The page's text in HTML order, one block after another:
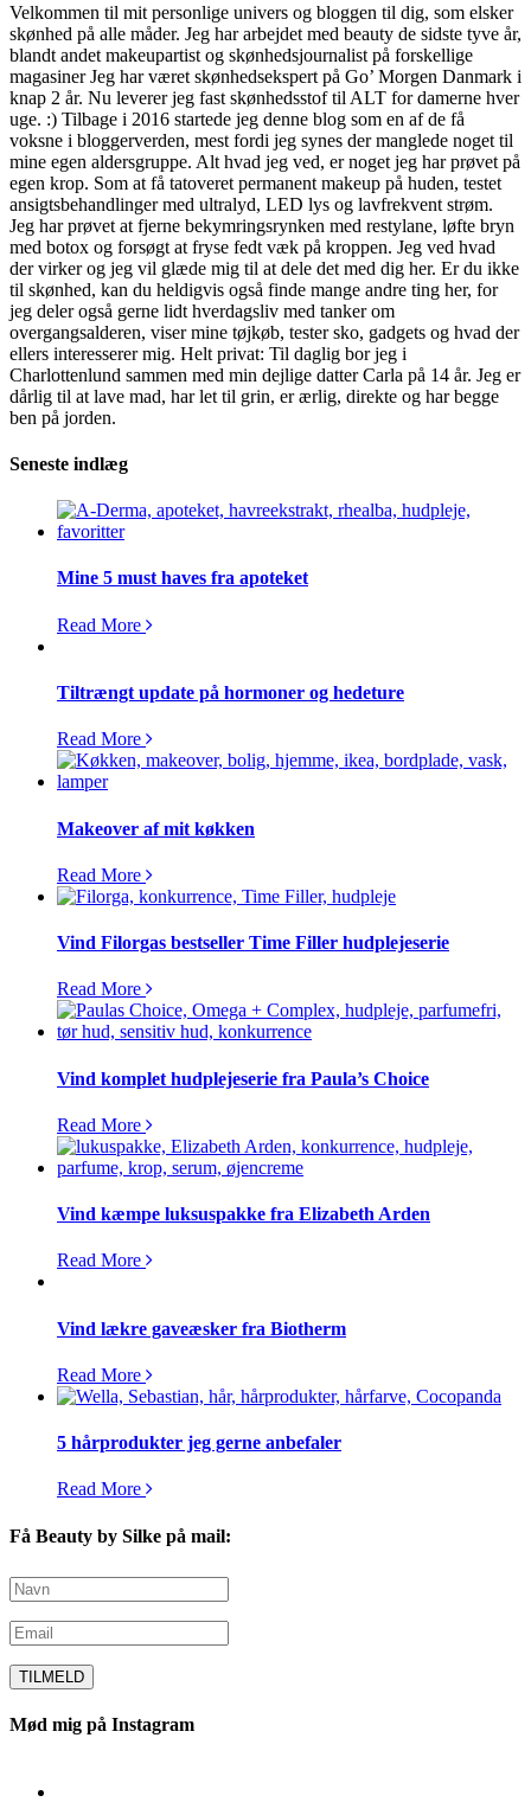
Velkommen til mit personlige univers og bloggen til dig, som elsker
skønhed på alle måder. Jeg har arbejdet med beauty de sidste tyve år,
blandt andet makeupartist og skønhedsjournalist på forskellige
magasiner Jeg har været skønhedsekspert på Go’ Morgen Danmark i
knap 2 år. Nu leverer jeg fast skønhedsstof til ALT for damerne hver
uge. :) Tilbage i 2016 startede jeg denne blog som en af de få
voksne i bloggerverden, mest fordi jeg synes der manglede noget til
mine egen aldersgruppe. Alt hvad jeg ved, er noget jeg har prøvet på
egen krop. Som at få tatoveret permanent makeup på huden, testet
ansigtsbehandlinger med ultralyd, LED lys og lavfrekvent strøm.
Jeg har prøvet at fjerne bekymringsrynken med restylane, løfte bryn
med botox og forsøgt at fryse fedt væk på kroppen. Jeg ved hvad
der virker og jeg vil glæde mig til at dele det med dig her. Er du ikke
til skønhed, kan du heldigvis også finde mange andre ting her, for
jeg deler også gerne lidt hverdagsliv med tanker om
overgangsalderen, viser mine tøjkøb, tester sko, gadgets og hvad der
ellers interesserer mig. Helt privat: Til daglig bor jeg i
Charlottenlund sammen med min dejlige datter Carla på 14 år. Jeg er
dårlig til at lave mad, har let til grin, er ærlig, direkte og har begge
ben på jorden.
Seneste indlæg
Mine 5 must haves fra apoteket
Read More
Tiltrængt update på hormoner og hedeture
Read More
Makeover af mit køkken
Read More
Vind Filorgas bestseller Time Filler hudplejeserie
Read More
Vind komplet hudplejeserie fra Paula’s Choice
Read More
Vind kæmpe luksuspakke fra Elizabeth Arden
Read More
Vind lækre gaveæsker fra Biotherm
Read More
5 hårprodukter jeg gerne anbefaler
Read More
Få Beauty by Silke på mail:
Mød mig på Instagram